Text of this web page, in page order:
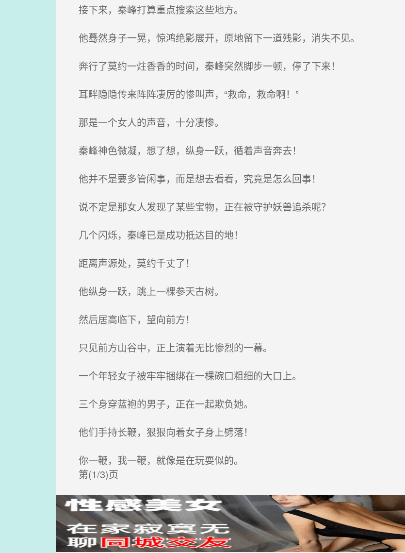
接下来，秦峰打算重点搜索这些地方。
他蓦然身子一晃，惊鸿绝影展开，原地留下一道残影，消失不见。
奔行了莫约一炷香香的时间，秦峰突然脚步一顿，停了下来！
耳畔隐隐传来阵阵凄厉的惨叫声，“救命，救命啊！”
那是一个女人的声音，十分凄惨。
秦峰神色微凝，想了想，纵身一跃，循着声音奔去！
他并不是要多管闲事，而是想去看看，究竟是怎么回事！
说不定是那女人发现了某些宝物，正在被守护妖兽追杀呢？
几个闪烁，秦峰已是成功抵达目的地！
距离声源处，莫约千丈了！
他纵身一跃，跳上一棵参天古树。
然后居高临下，望向前方！
只见前方山谷中，正上演着无比惨烈的一幕。
一个年轻女子被牢牢捆绑在一棵碗口粗细的大口上。
三个身穿蓝袍的男子，正在一起欺负她。
他们手持长鞭，狠狠向着女子身上劈落！
你一鞭，我一鞭，就像是在玩耍似的。
第(1/3)页